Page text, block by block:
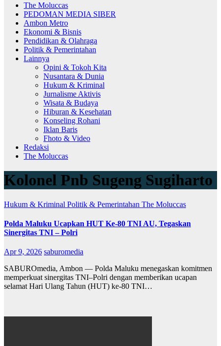
The Moluccas
PEDOMAN MEDIA SIBER
Ambon Metro
Ekonomi & Bisnis
Pendidikan & Olahraga
Politik & Pemerintahan
Lainnya
Opini & Tokoh Kita
Nusantara & Dunia
Hukum & Kriminal
Jurnalisme Aktivis
Wisata & Budaya
Hiburan & Kesehatan
Konseling Rohani
Iklan Baris
Fhoto & Video
Redaksi
The Moluccas
Kolonel Pnb Sugeng Sugiharto
Hukum & Kriminal Politik & Pemerintahan The Moluccas
Polda Maluku Ucapkan HUT Ke-80 TNI AU, Tegaskan
Sinergitas TNI – Polri
Apr 9, 2026 saburomedia
SABUROmedia, Ambon — Polda Maluku menegaskan komitmen
memperkuat sinergitas TNI–Polri dengan memberikan ucapan
selamat Hari Ulang Tahun (HUT) ke-80 TNI…